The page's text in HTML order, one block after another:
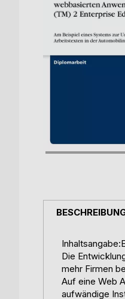
Die
mehr Firmen
Auf eine Web
aufwändige